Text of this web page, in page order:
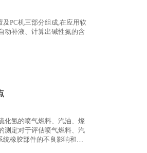
PC机三部分组成,在应用软
动补液、计算出碱性氮的含
化氢的喷气燃料、汽油、燦
测定对于评估喷气燃料、汽
橡胶部件的不良影响和料